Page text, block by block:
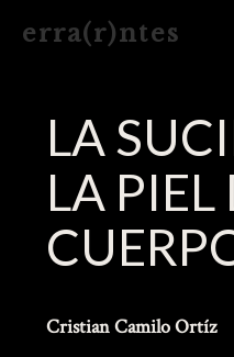
e r r a ( r ) n t e s
LA
LA PIEL
Cristian Camilo Ortíz